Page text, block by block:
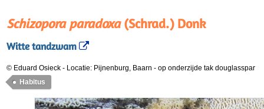
Schizopora paradoxa(Schrad.) Donk
Witte tandzwam
© Eduard Osieck - Locatie: Pijnenburg, Baarn - op onderzijde tak douglasspar
Habitus